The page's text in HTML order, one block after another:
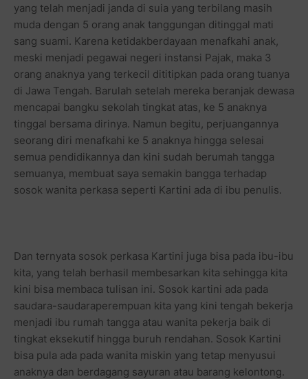
yang telah menjadi janda di suia yang terbilang masih
muda dengan 5 orang anak tanggungan ditinggal mati
sang suami. Karena ketidakberdayaan menafkahi anak,
meski menjadi pegawai negeri instansi Pajak, maka 3
orang anaknya yang terkecil dititipkan pada orang tuanya
di Jawa Tengah. Barulah setelah mereka beranjak dewasa
mencapai bangku sekolah tingkat atas, ke 5 anaknya
tinggal bersama dirinya. Namun begitu, perjuangannya
seorang diri menafkahi ke 5 anaknya hingga selesai
semua pendidikannya dan kini sudah berumah tangga
semuanya, membuat saya semakin bangga terhadap
sosok wanita perkasa seperti Kartini ada di ibu penulis.
Dan ternyata sosok perkasa Kartini juga bisa pada ibu-ibu
kita, yang telah berhasil membesarkan kita sehingga kita
kini bisa membaca tulisan ini. Sosok kartini ada pada
saudara-saudaraperempuan kita yang kini tengah bekerja
menjadi ibu rumah tangga atau wanita pekerja baik di
tingkat eksekutif hingga buruh rendahan. Sosok Kartini
bisa pula ada pada wanita miskin yang tetap menyusui
anaknya dan berdagang sayuran atau barang kelontong.